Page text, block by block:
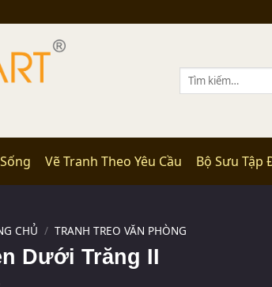
Tìm
Vẽ Tranh Theo Yêu Cầu Bộ Sưu Tập
CHỦ / TRANH TREO VĂN PHÒNG
Dưới Trăng II